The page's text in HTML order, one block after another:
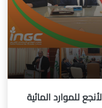
للموارد المائية